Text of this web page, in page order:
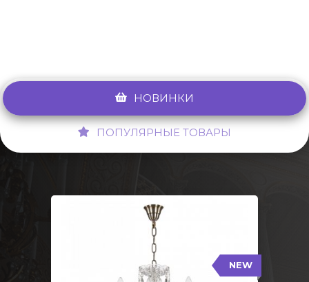
НОВИНКИ
ПОПУЛЯРНЫЕ ТОВАРЫ
NEW
117/10+5/240 Pa